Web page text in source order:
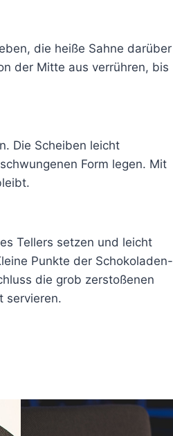
die heiße Sahne darüber
der Mitte aus verrühren, bis
Die Scheiben leicht
Form legen. Mit
Tellers setzen und leicht
Punkte der Schokoladen-
die grob zerstoßenen
servieren.